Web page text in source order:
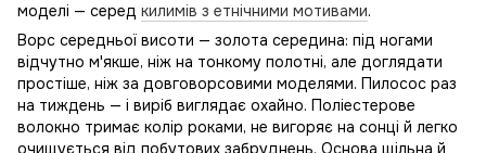
моделі — серед килимів з етнічними мотивами.
Ворс середньої висоти — золота середина: під ногами
відчутно м'якше, ніж на тонкому полотні, але доглядати
простіше, ніж за довговорсовими моделями. Пилосос раз
на тиждень — і виріб виглядає охайно. Поліестерове
волокно тримає колір роками, не вигоряє на сонці й легко
очищується від побутових забруднень. Основа щільна й